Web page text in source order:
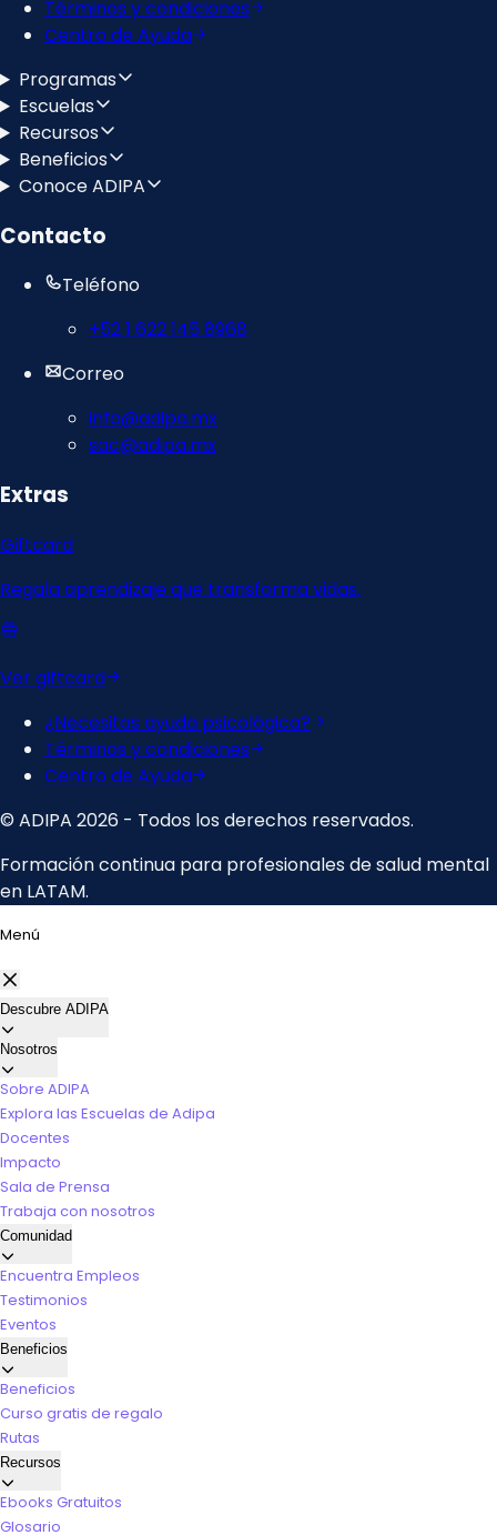
Menú
Descubre ADIPA
Nosotros
Sobre ADIPA
Explora las Escuelas de Adipa
Docentes
Impacto
Sala de Prensa
Trabaja con nosotros
Comunidad
Encuentra Empleos
Testimonios
Eventos
Beneficios
Beneficios
Curso gratis de regalo
Rutas
Recursos
Ebooks Gratuitos
Glosario